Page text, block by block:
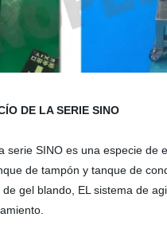
DE LA SERIE SINO
serie SINO es una especie
de tampón y tanque de
gel blando, EL sistema de